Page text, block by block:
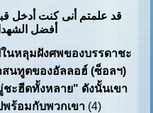
قد علمتم أنی کنت أدخل
أفضل
นหลุมฝังศพของบรรดาชะ
นทูตของอัลลอฮ์ (ซ็อลฯ)
ะฮีดทั้งหลาย" ดังนั้นเขา
ร้อมกับพวกเขา (4)